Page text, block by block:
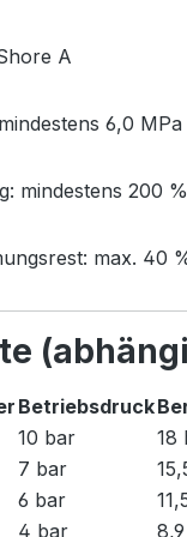
A
6,0
mindestens 200 %
max. 40
Betriebsdruck
10 bar
18
7 bar
6 bar
4 bar